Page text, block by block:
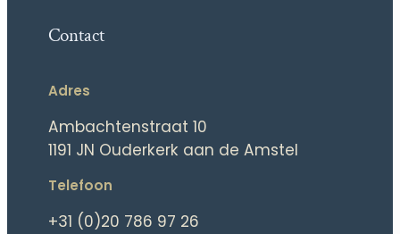
Contact
Adres
Ambachtenstraat 10
1191 JN Ouderkerk aan de Amstel
Telefoon
+31 (0)20 786 97 26